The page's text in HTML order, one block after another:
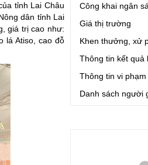
tỉnh Lai Châu
dân tỉnh Lai
giá trị cao như:
lá Atiso, cao đỗ
Công khai ngân
Giá thị trường
Khen thưởng, xử
Thông tin kết quả
Thông tin vi
Danh sách người